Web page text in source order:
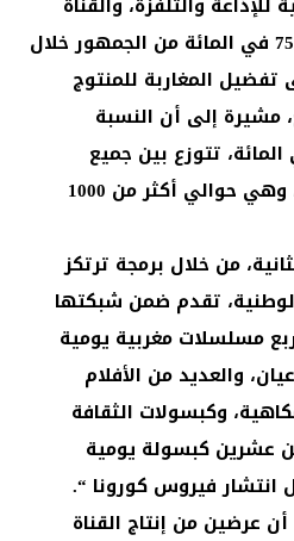
الثانية) تستأثر بأكثر من 75 في المائة من الجمهور خلال
المغاربة للمنتوج
إلى أن النسبة
ما يعادل 25 في المائة، تتوزع بين جميع
القنوات الفضائية الأخرى، وهي حوالي أكثر من 1000
من خلال برمجة ترتكز
تقدم ضمن شبكتها
مسلسلات مغربية يومية
والعديد من الأفلام
وكبسولات الثقافة
عشرين كبسولة يومية
انتشار فيروس كورونا “.
عرضين من إنتاج القناة